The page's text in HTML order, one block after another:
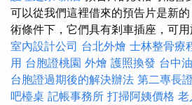
可以從我們這裡借來的預告片是新
術條件下，它們具有剎車插座，可用
室內設計公司 台北外燴 士林整骨療
用 台胞證桃園 外燴 護照換發 台中
台胞證過期後的解決辦法 第二專長
吧檯桌 記帳事務所 打掃阿姨價格 老